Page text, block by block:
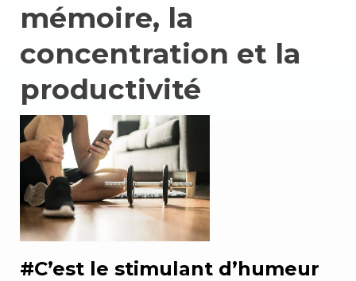
mémoire, la
concentration et la
productivité
#C’est le stimulant d’humeur